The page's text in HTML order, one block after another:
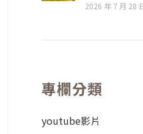
2026 年 7 月 28
專欄分類
youtube影片